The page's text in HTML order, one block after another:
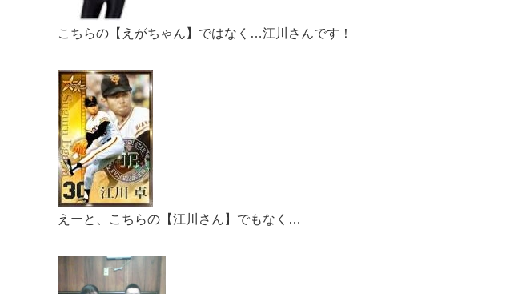
こちらの【えがちゃん】ではなく…江川さんです！
えーと、こちらの【江川さん】でもなく…